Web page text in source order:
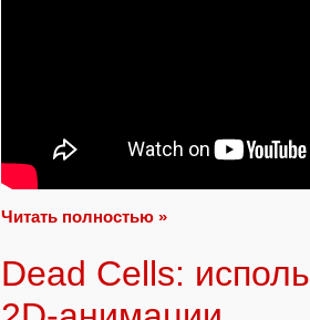
Читать полностью »
Dead Cells: